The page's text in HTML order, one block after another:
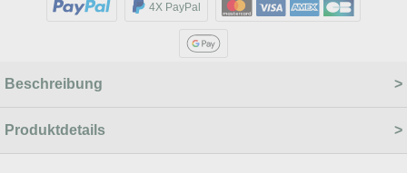
4X PayPal
Beschreibung
Produktdetails